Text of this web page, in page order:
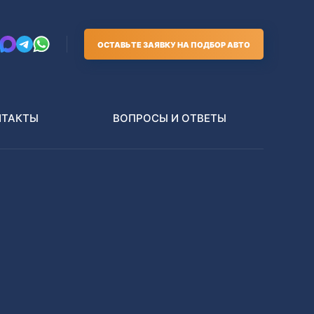
ОСТАВЬТЕ ЗАЯВКУ НА ПОДБОР АВТО
ВОПРОСЫ И ОТВЕТЫ